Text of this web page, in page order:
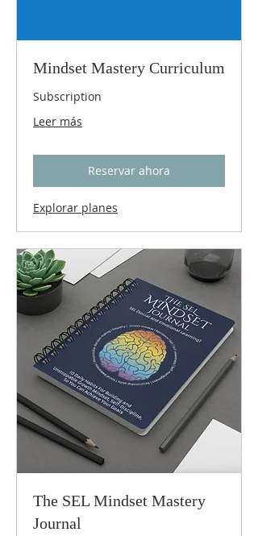
Mindset Mastery Curriculum
Subscription
Leer más
Reservar ahora
Explorar planes
The SEL Mindset Mastery
Journal